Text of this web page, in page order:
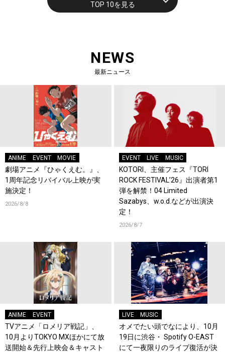
TOP 10を見る
NEWS
最新ニュース
ANIME EVENT MOVIE
劇場アニメ『ひゃくえむ。』、
1周年記念リバイバル上映が実
施決定！
2026/8/8
EVENT LIVE MUSIC
KOTORI、主催フェス『TORI
ROCK FESTIVAL’26』出演者第1
弾を解禁！04 Limited
Sazabys、w.o.d.などが出演決
定！
2026/8/7
ANIME EVENT
TVアニメ「ロメリア戦記」、
10月よりTOKYO MXほかにて放
送開始＆先行上映会＆キャスト
LIVE MUSIC
オメでたい頭でなにより、10月
19日に渋谷・ Spotify O-EAST
にて一夜限りのライブ復活が決